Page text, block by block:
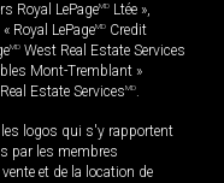
Royal LePageMD Ltée »,
« Royal LePageMD Credit
MD West Real Estate Services
Mont-Tremblant »
Estate ServicesMD.
logos qui s'y rapportent
par les membres
et de la location de